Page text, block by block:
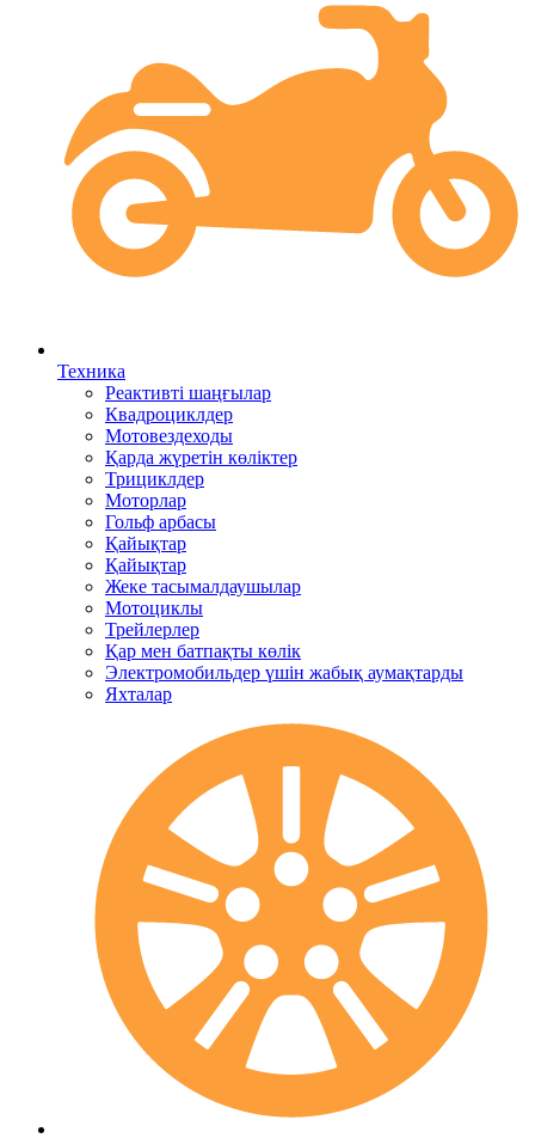
Техника
Реактивті шаңғылар
Квадроциклдер
Мотовездеходы
Қарда жүретін көліктер
Трициклдер
Моторлар
Гольф арбасы
Қайықтар
Қайықтар
Жеке тасымалдаушылар
Мотоциклы
Трейлерлер
Қар мен батпақты көлік
Электромобильдер үшін жабық аумақтарды
Яхталар